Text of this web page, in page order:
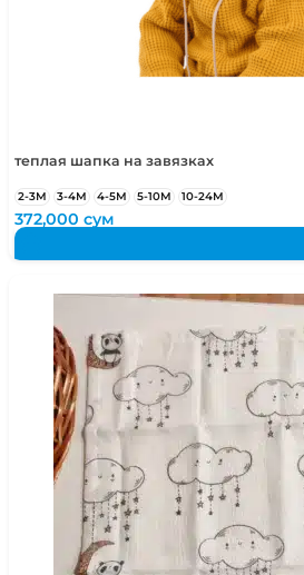
теплая шапка на завязках
2-3М 3-4М 4-5М 5-10М 10-24М
372,000сум